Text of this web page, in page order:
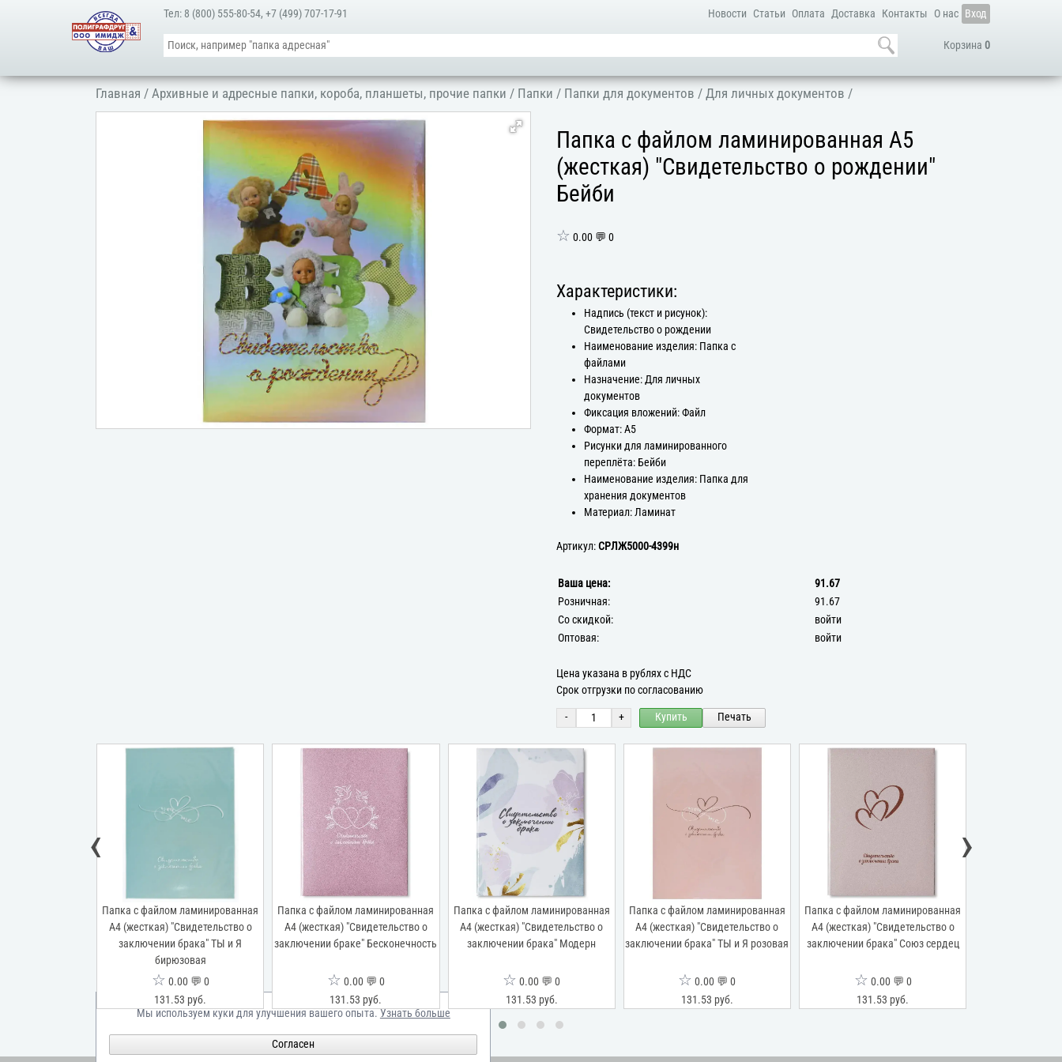
Новости Статьи Оплата Доставка Контакты О нас Вход
Корзина 0
Тел: 8 (800) 555-80-54,+7 (499) 707-17-91
Главная /Архивные и адресные папки, короба, планшеты, прочие папки / Папки / Папки для документов /Для личных документов /
Папка с файлом ламинированная А5
(жесткая) "Свидетельство о рождении"
Бейби
☆ 0.00 💬 0
Характеристики:
Надпись (текст и рисунок):
Свидетельство о рождении
Наименование изделия: Папка с
файлами
Назначение: Для личных
документов
Фиксация вложений: Файл
Формат: А5
Рисунки для ламинированного
переплёта: Бейби
Наименование изделия: Папка для
хранения документов
Материал: Ламинат
Артикул:СРЛЖ5000-4399н
Ваша цена:
91.67
Розничная:
91.67
Со скидкой:
войти
Оптовая:
войти
Цена указана в рублях с НДС
Срок отгрузки по согласованию
- + Купить Печать
Папка с файлом ламинированная
А4 (жесткая) "Свидетельство о
заключении брака" ТЫ и Я
бирюзовая
☆ 0.00 💬 0
131.53 руб.
Папка с файлом ламинированная
А4 (жесткая) "Свидетельство о
заключении браке" Бесконечность
☆ 0.00 💬 0
131.53 руб.
Папка с файлом ламинированная
А4 (жесткая) "Свидетельство о
заключении брака" Модерн
☆ 0.00 💬 0
131.53 руб.
Папка с файлом ламинированная
А4 (жесткая) "Свидетельство о
заключении брака" ТЫ и Я розовая
☆ 0.00 💬 0
131.53 руб.
Папка с файлом ламинированная
А4 (жесткая) "Свидетельство о
заключении брака" Союз сердец
☆ 0.00 💬 0
131.53 руб.
‹ ›
Мы используем куки для улучшения вашего опыта.Узнать больше
Согласен